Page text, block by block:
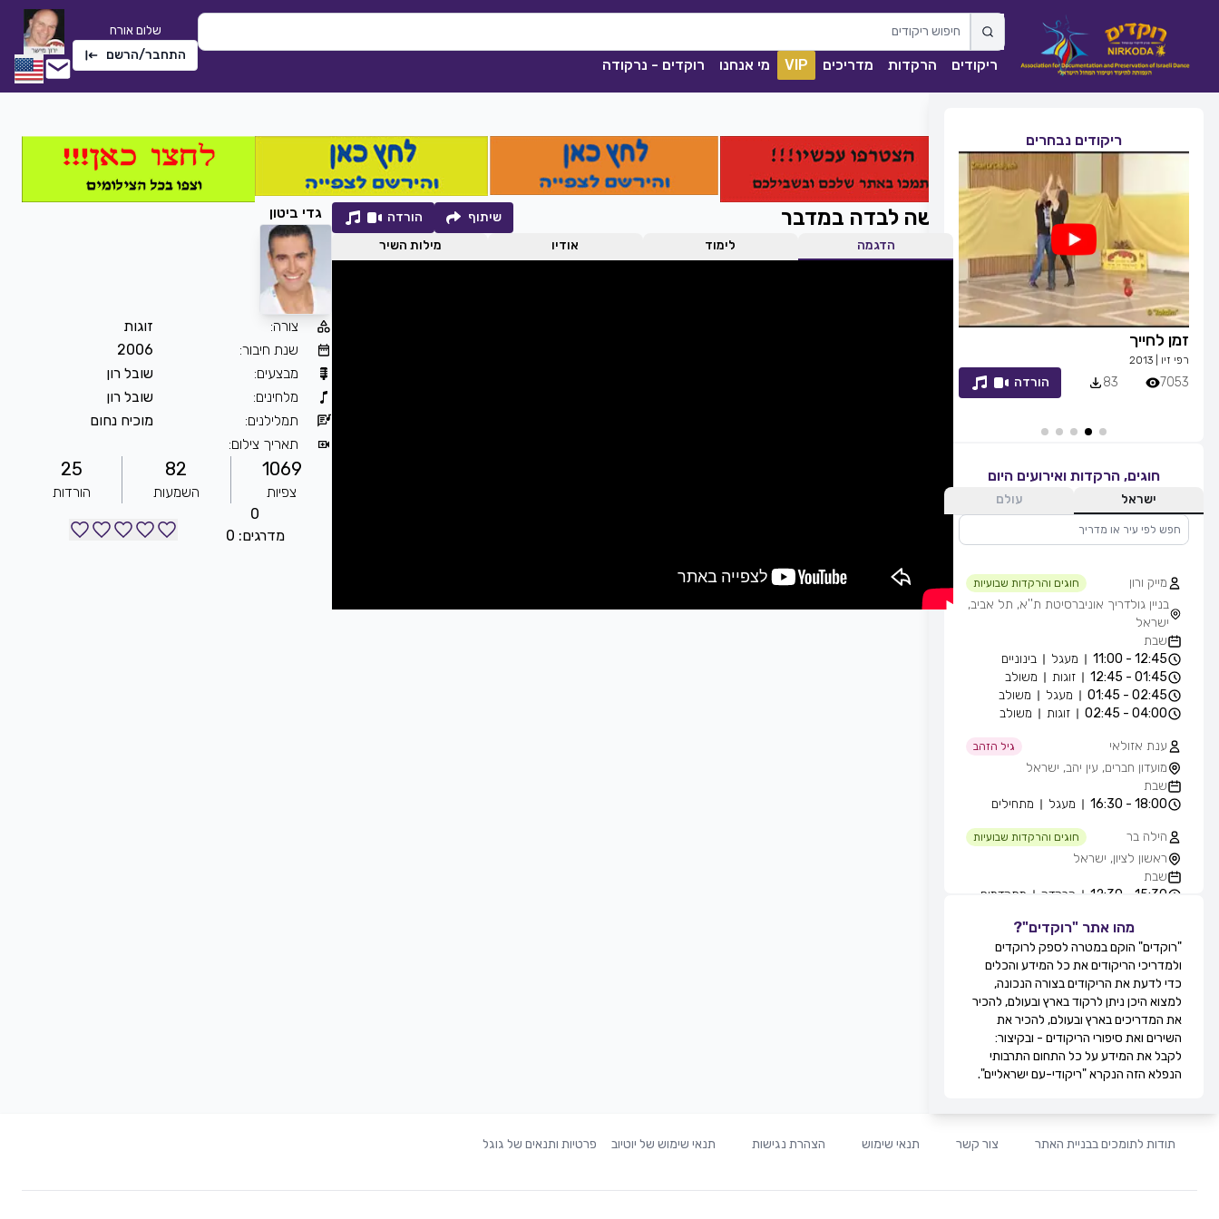
ריקודים הרקדות מדריכים VIP מי אנחנו רוקדים - נרקודה
שלום אורח
התחבר/הרשם
ריקודים נבחרים
זמן לחייך
רפי זיו 2013
7053
83 הורדה
שתי טיפות אמא
חלי לבנה
2276
0
חוגים, הרקדות ואירועים היום
ישראל עולם
מייק ורון חוגים והרקדות שבועיות
בניין גולדריך אוניברסיטת ת''א, תל אביב,
ישראל
שבת
12:45 - 11:00
מעגל
בינוניים
01:45 - 12:45
זוגות
משולב
02:45 - 01:45
מעגל
משולב
04:00 - 02:45
זוגות משולב
ענת אזולאי גיל הזהב
מועדון חברים, עין יהב, ישראל
שבת
18:00 - 16:30
מעגל מתחילים
הילה בר חוגים והרקדות שבועיות
ראשון לציון, ישראל
שבת
15:30 - 12:30
הרקדה מתקדמים
גילה סולומון לוי חוגים והרקדות שבועיות
טיילת בת ים - חוף הסלע, בחורף
מ-11:00, בת ים, ישראל
שבת
12:30 - 11:00
מעגל
מתקדמים
13:30 - 12:30
זוגות מתקדמים
מירי אקוני חוגים והרקדות שבועיות
קאנטרי דקל, זוגות בלבד, תל אביב,
21:30 - 20:30
זוגות
מהו אתר "רוקדים"?
"רוקדים" הוקם במטרה לספק לרוקדים
ולמדריכי הריקודים את כל המידע והכלים
כדי לדעת את הריקודים בצורה הנכונה,
למצוא היכן ניתן לרקוד בארץ ובעולם, להכיר
את המדריכים בארץ ובעולם, להכיר את
השירים ואת סיפורי הריקודים - ובקיצור:
לקבל את המידע על כל התחום התרבותי
הנפלא הזה הנקרא "ריקודי-עם ישראליים".
אישה לבדה במדבר שיתוף
הורדה
הדגמה
לימוד אודיו מילות השיר
גדי ביטון
צורה:
זוגות
שנת חיבור:
2006
מבצעים:
שובל רון
מלחינים:
שובל רון
תמלילנים:
מוכיח נחום
תאריך צילום:
1069
צפיות
82
השמעות
25
הורדות
0
מדרגים: 0
תודות לתומכים בבניית האתר צור קשר תנאי שימוש הצהרת נגישות תנאי שימוש של יוטיוב פרטיות ותנאים של גוגל